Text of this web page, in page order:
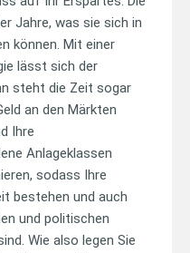
Jahre, was sie sich in
können. Mit einer
lässt sich der
steht die Zeit sogar
an den Märkten
Ihre
Anlageklassen
sodass Ihre
bestehen und auch
und politischen
Wie also legen Sie